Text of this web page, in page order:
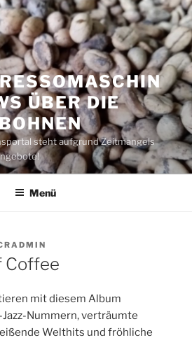
ÜBER DIE
steht aufgrund Zeitmangels
Menü
Coffee
mit diesem Album
Nummern, verträumte
Welthits und fröhliche